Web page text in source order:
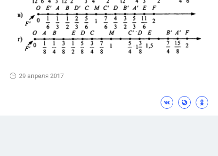
29 апреля 2017